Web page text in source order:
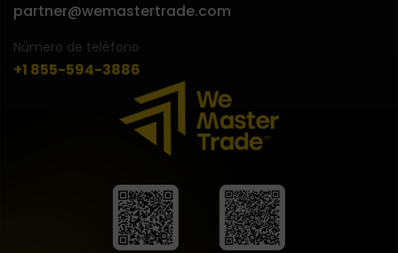
partner@wemastertrade.com
Número de teléfono
+1 855-594-3886